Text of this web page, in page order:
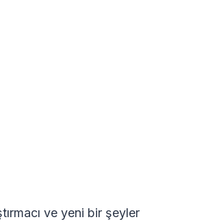
ve yeni bir şeyler